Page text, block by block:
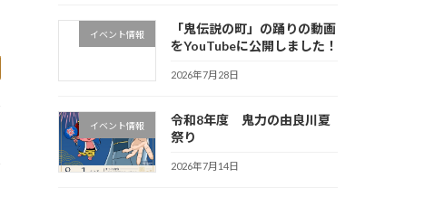
イベント情報
「鬼伝説の町」の踊りの動画
をYouTubeに公開しました！
2026年7月28日
イベント情報
令和8年度 鬼力の由良川夏
祭り
2026年7月14日